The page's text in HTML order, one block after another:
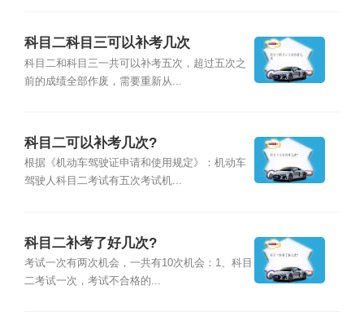
科目二科目三可以补考几次
科目二和科目三一共可以补考五次，超过五次之
前的成绩全部作废，需要重新从...
科目二可以补考几次?
根据《机动车驾驶证申请和使用规定》：机动车
驾驶人科目二考试有五次考试机...
科目二补考了好几次?
考试一次有两次机会，一共有10次机会：1、科目
二考试一次，考试不合格的...